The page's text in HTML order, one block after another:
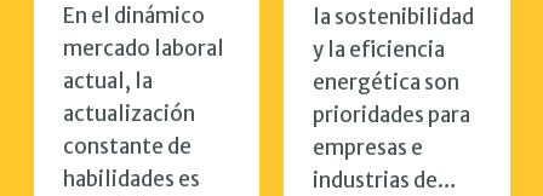
En el dinámico
mercado laboral
actual, la
actualización
constante de
habilidades es
la sostenibilidad
y la eficiencia
energética son
prioridades para
empresas e
industrias de…